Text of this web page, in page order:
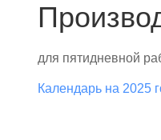
для пятидневной
Календарь на 2025